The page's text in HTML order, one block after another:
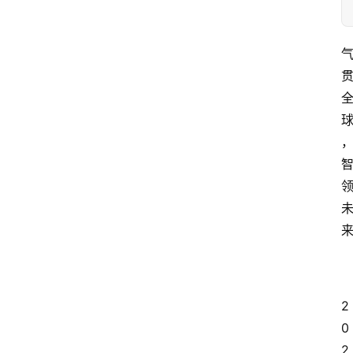
气
贯
全
球
，
智
领
未
来
2
0
2